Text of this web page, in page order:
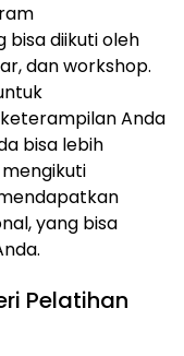
diikuti oleh
dan workshop.
Anda
bisa lebih
yang bisa
Pelatihan